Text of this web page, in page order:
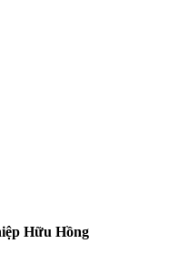
Hữu Hồng